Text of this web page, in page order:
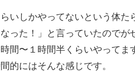
いしかやってないという体た
った！」と言っていたので
間〜１時間半くらいやってま
的にはそんな感じです。